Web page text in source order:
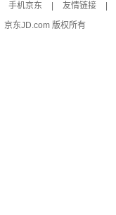
手机京东 友情链接
京东JD.com 版权所有